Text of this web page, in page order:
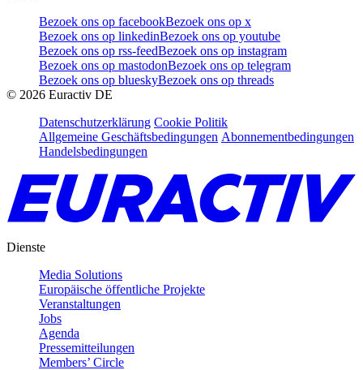
Bezoek ons op facebookBezoek ons op x
Bezoek ons op linkedinBezoek ons op youtube
Bezoek ons op rss-feedBezoek ons op instagram
Bezoek ons op mastodonBezoek ons op telegram
Bezoek ons op blueskyBezoek ons op threads
© 2026 Euractiv DE
Datenschutzerklärung Cookie Politik
Allgemeine Geschäftsbedingungen Abonnementbedingungen
Handelsbedingungen
Dienste
Media Solutions
Europäische öffentliche Projekte
Veranstaltungen
Jobs
Agenda
Pressemitteilungen
Members’ Circle